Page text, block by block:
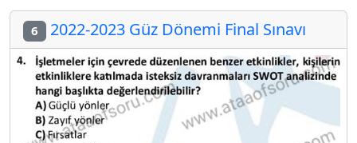
6 2022-2023 Güz Dönemi Final Sınavı